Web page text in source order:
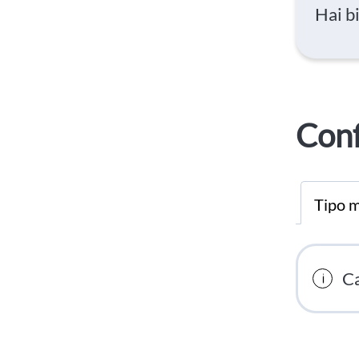
Hai
Tipo